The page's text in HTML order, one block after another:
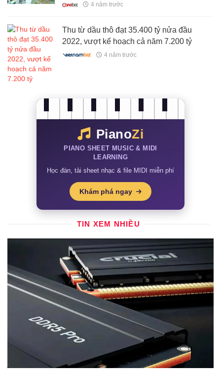
4 năm trước
Thu từ dầu thô đạt 35.400 tỷ nửa đầu
2022, vượt kế hoạch cả năm 7.200 tỷ
4 năm trước
PianoZi
PIANO SHEET MUSIC & MIDI
LEARNING
Học đàn, tải sheet nhạc & file MIDI miễn phí
Khám phá ngay
TIN XEM NHIỀU